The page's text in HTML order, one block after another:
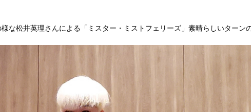
な松井英理さんによる「ミスター・ミストフェリーズ」素晴らしいターン